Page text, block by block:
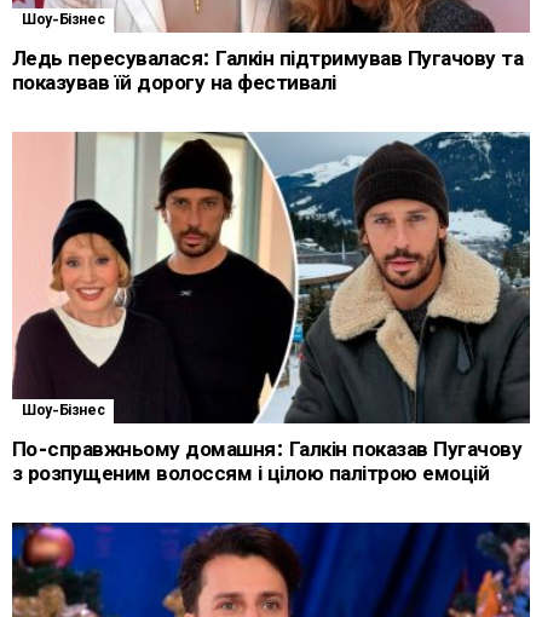
Шоу-Бізнес
Ледь пересувалася: Галкін підтримував Пугачову та
показував їй дорогу на фестивалі
Шоу-Бізнес
По-справжньому домашня: Галкін показав Пугачову
з розпущеним волоссям і цілою палітрою емоцій